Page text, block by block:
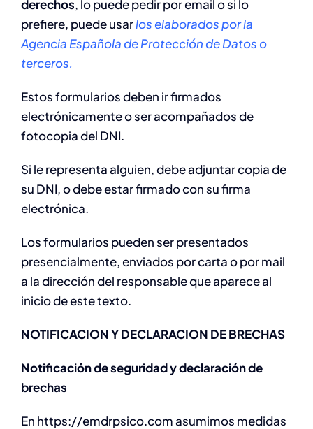
derechos, lo puede pedir por email o si lo
prefiere, puede usarlos elaborados por la
Agencia Española de Protección de Datos o
terceros.
Estos formularios deben ir firmados
electrónicamente o ser acompañados de
fotocopia del DNI.
Si le representa alguien, debe adjuntar copia de
su DNI, o debe estar firmado con su firma
electrónica.
Los formularios pueden ser presentados
presencialmente, enviados por carta o por mail
a la dirección del responsable que aparece al
inicio de este texto.
NOTIFICACION Y DECLARACION DE BRECHAS
Notificación de seguridad y declaración de
brechas
En https://emdrpsico.com asumimos medidas